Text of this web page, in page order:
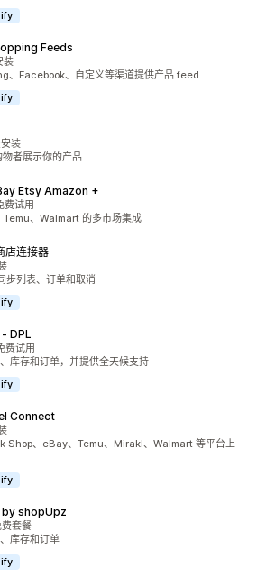
Feeds
装
、Facebook、自定义等渠道提供产品 feed
装
者展示你的产品
Etsy Amazon +
费试用
Temu、Walmart 的多市场集成
连接器
步列表、订单和取消
DPL
费试用
库存和订单，并提供全天候支持
Connect
Shop、eBay、Temu、Mirakl、Walmart 等平台上
shopUpz
套餐
库存和订单